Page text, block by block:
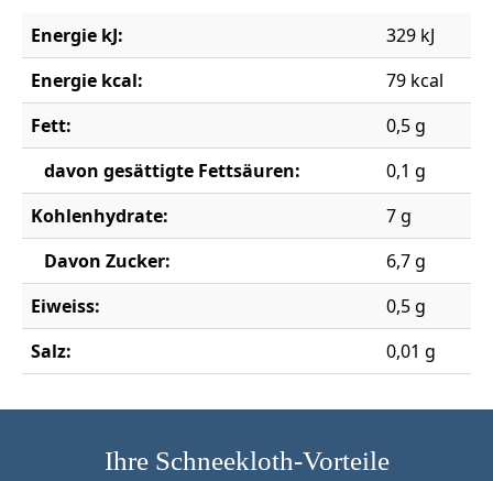
Energie kJ:
329 kJ
Energie kcal:
79 kcal
Fett:
0,5 g
davon gesättigte Fettsäuren:
0,1 g
Kohlenhydrate:
7 g
Davon Zucker:
6,7 g
Eiweiss:
0,5 g
Salz:
0,01 g
Ihre Schneekloth-Vorteile